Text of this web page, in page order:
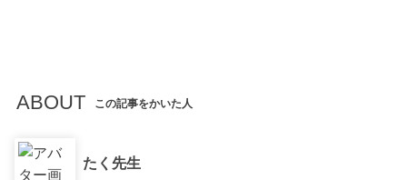
ABOUT この記事をかいた人
たく先生